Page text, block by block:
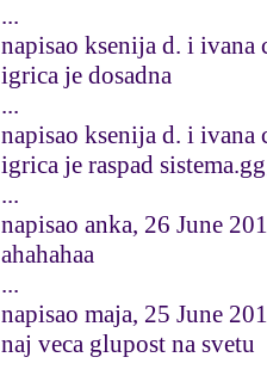
...
napisao ksenija d. i ivana
igrica je dosadna
...
napisao ksenija d. i ivana
igrica je raspad
...
napisao anka, 26 June
ahahahaa
...
napisao maja, 25 June
naj veca glupost na svetu